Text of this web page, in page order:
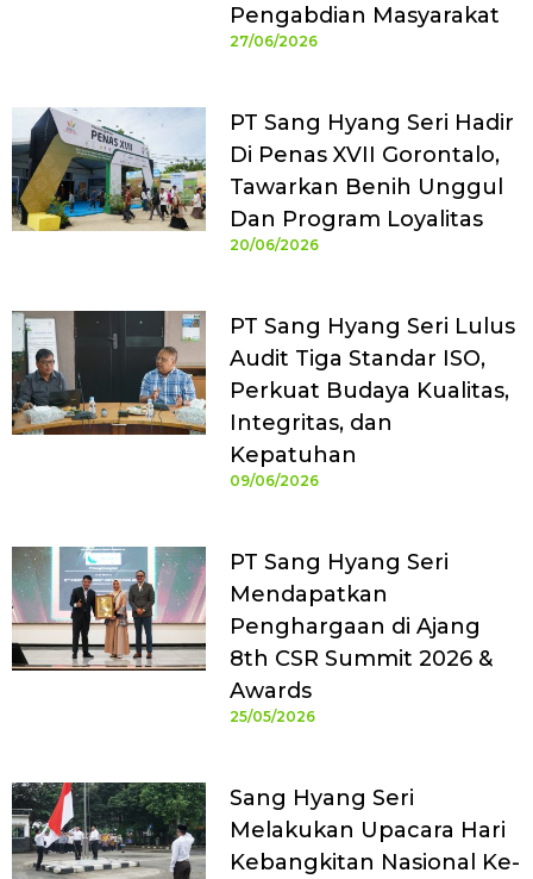
Pengabdian Masyarakat
27/06/2026
PT Sang Hyang Seri Hadir
Di Penas XVII Gorontalo,
Tawarkan Benih Unggul
Dan Program Loyalitas
20/06/2026
PT Sang Hyang Seri Lulus
Audit Tiga Standar ISO,
Perkuat Budaya Kualitas,
Integritas, dan
Kepatuhan
09/06/2026
PT Sang Hyang Seri
Mendapatkan
Penghargaan di Ajang
8th CSR Summit 2026 &
Awards
25/05/2026
Sang Hyang Seri
Melakukan Upacara Hari
Kebangkitan Nasional Ke-